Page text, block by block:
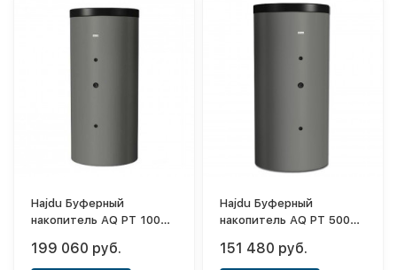
Hajdu Буферный
накопитель AQ PT 1000
199 060 руб.
Hajdu Буферный
накопитель AQ PT 500
151 480 руб.